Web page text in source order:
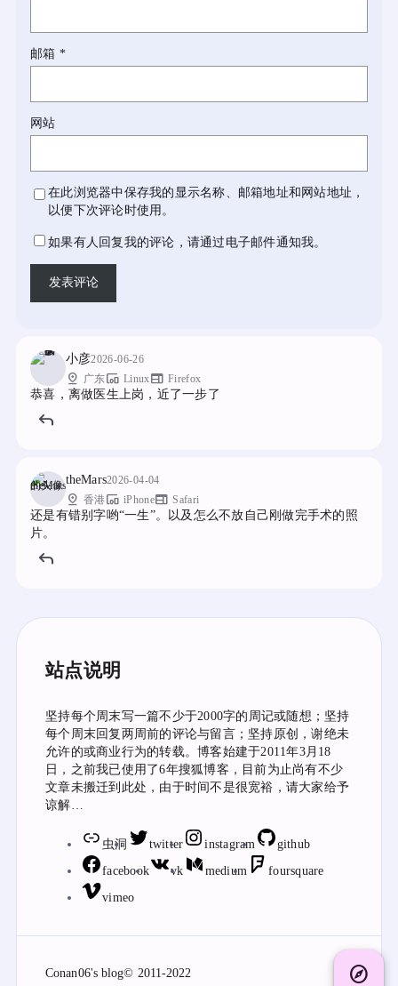
explore
邮箱 *
网站
在此浏览器中保存我的显示名称、邮箱地址和网站地址，
以便下次评论时使用。
如果有人回复我的评论，请通过电子邮件通知我。
小彦2026-06-26
pin_drop 广东devices_other Linuxweb Firefox
恭喜，离做医生上岗，近了一步了
theMars2026-04-04
pin_drop 香港devices_other iPhoneweb Safari
还是有错别字哟“一生”。以及怎么不放自己刚做完手术的照
片。
站点说明
坚持每个周末写一篇不少于2000字的周记或随想；坚持
每个周末回复两周前的评论与留言；坚持原创，谢绝未
允许的或商业行为的转载。博客始建于2011年3月18
日，之前我已使用了6年搜狐博客，目前为止尚有不少
文章未搬迁到此处，由于时间不是很宽裕，请大家给予
谅解…
虫洞 twitter instagram
github
facebook
vk medium
foursquare
vimeo
Conan06's blog© 2011-2022